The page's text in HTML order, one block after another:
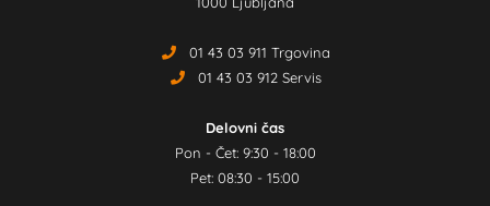
01 43 03 911 Trgovina
01 43 03 912 Servis
Delovni čas
Pon - Čet: 9:30 - 18:00
Pet: 08:30 - 15:00